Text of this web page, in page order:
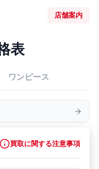
店舗案内
表
ワンピース
買取に関する注意事項